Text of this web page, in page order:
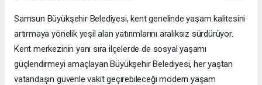
Samsun Büyükşehir Belediyesi, kent genelinde yaşam kalitesini
artırmaya yönelik yeşil alan yatırımlarını aralıksız sürdürüyor.
Kent merkezinin yanı sıra ilçelerde de sosyal yaşamı
güçlendirmeyi amaçlayan Büyükşehir Belediyesi, her yaştan
vatandaşın güvenle vakit geçirebileceği modern yaşam